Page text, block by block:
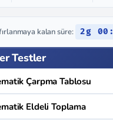
kalan süre: 2g
Testler
Çarpma Tablosu
Eldeli Toplama